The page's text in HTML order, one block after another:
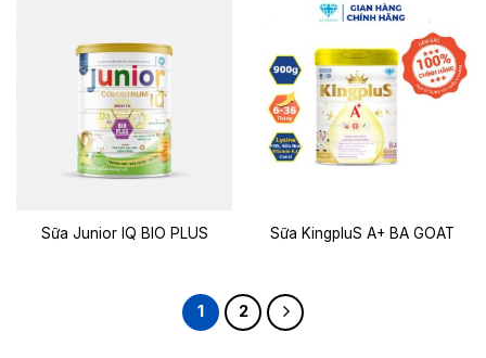
Sữa Junior IQ BIO PLUS Sữa KingpluS A+ BA GOAT
1 2